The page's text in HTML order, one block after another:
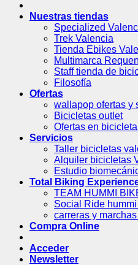
Nuestras tiendas
Specialized
Trek Valencia
Tienda Ebikes
Multimarca
Staff tienda de
Filosofía
Ofertas
wallapop ofertas y
Bicicletas outlet
Ofertas en
Servicios
Taller bicicletas
Alquiler bicicletas
Estudio
Total Biking
TEAM HUMMI
Social Ride
carreras y
Compra Online
Acceder
Newsletter